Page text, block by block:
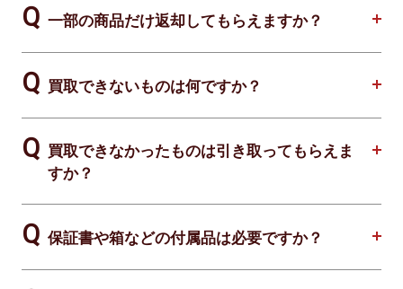
一部の商品だけ返却してもらえますか？
買取できないものは何ですか？
買取できなかったものは引き取ってもらえま
すか？
保証書や箱などの付属品は必要ですか？